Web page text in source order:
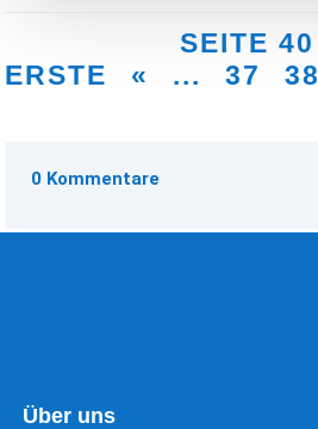
SEITE 40
ERSTE
« ... 37 38
0 Kommentare
Über uns